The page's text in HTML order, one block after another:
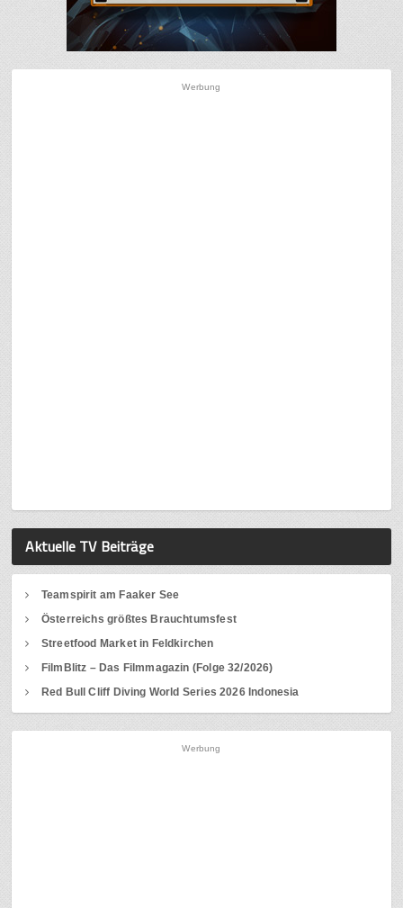
Werbung
Aktuelle TV Beiträge
Teamspirit am Faaker See
Österreichs größtes Brauchtumsfest
Streetfood Market in Feldkirchen
FilmBlitz – Das Filmmagazin (Folge 32/2026)
Red Bull Cliff Diving World Series 2026 Indonesia
Werbung